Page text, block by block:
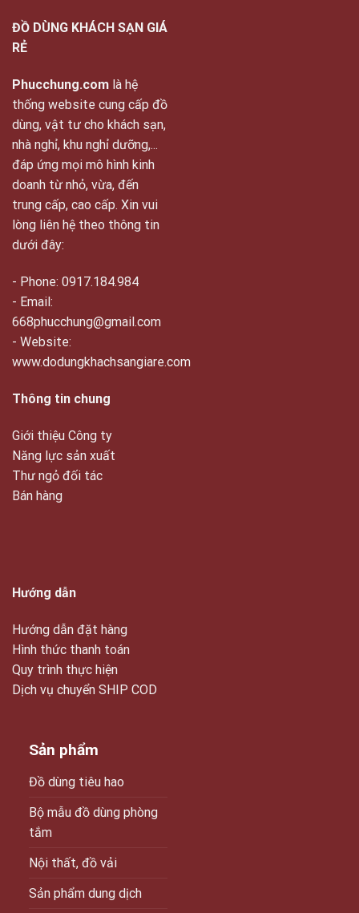
ĐỒ DÙNG KHÁCH SẠN GIÁ
RẺ
Phucchung.com là hệ
thống website cung cấp đồ
dùng, vật tư cho khách sạn,
nhà nghỉ, khu nghỉ dưỡng,...
đáp ứng mọi mô hình kinh
doanh từ nhỏ, vừa, đến
trung cấp, cao cấp. Xin vui
lòng liên hệ theo thông tin
dưới đây:
- Phone: 0917.184.984
- Email:
668phucchung@gmail.com
- Website:
www.dodungkhachsangiare.com
Thông tin chung
Giới thiệu Công ty
Năng lực sản xuất
Thư ngỏ đối tác
Bán hàng
Hướng dẫn
Hướng dẫn đặt hàng
Hình thức thanh toán
Quy trình thực hiện
Dịch vụ chuyển SHIP COD
Sản phẩm
Đồ dùng tiêu hao
Bộ mẫu đồ dùng phòng
tắm
Nội thất, đồ vải
Sản phẩm dung dịch